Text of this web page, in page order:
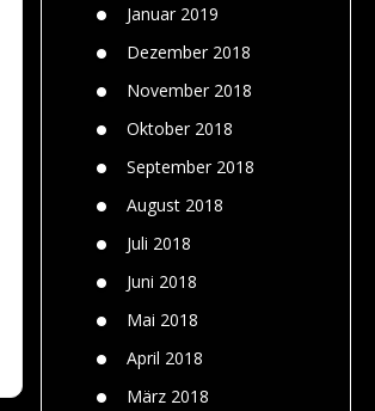
Januar 2019
Dezember 2018
November 2018
Oktober 2018
September 2018
August 2018
Juli 2018
Juni 2018
Mai 2018
April 2018
März 2018